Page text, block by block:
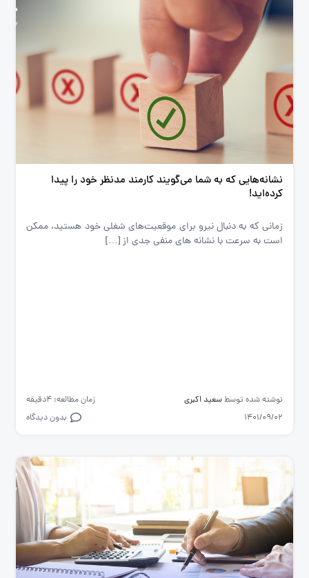
نشانه‌هایی که به شما می‌گویند کارمند مدنظر خود را پیدا
کرده‌اید!
زمانی که به دنبال نیرو برای موقعیت‌های شغلی خود هستید، ممکن
است به سرعت با نشانه های منفی جدی از […]
نوشته شده توسطسعید اکبری
زمان مطالعه: 4دقیقه
1401/09/02
بدون دیدگاه